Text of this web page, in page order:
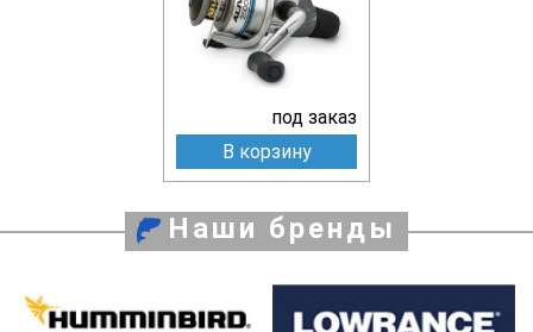
под заказ
В корзину
Наши бренды